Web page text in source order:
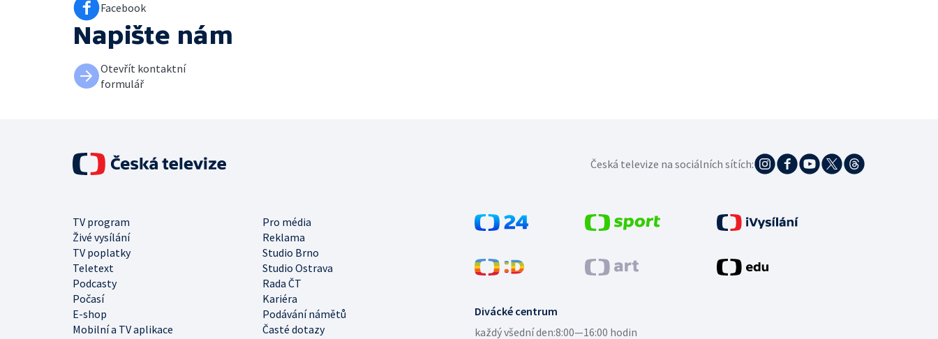
Facebook
Napište nám
Otevřít kontaktní
formulář
Divácké centrum
každý všední den:8:00—16:00 hodin
TV program
Pro média
Živé vysílání
Reklama
TV poplatky
Studio Brno
Teletext
Studio Ostrava
Podcasty
Rada ČT
Počasí
Kariéra
E-shop
Podávání námětů
Mobilní a TV aplikace
Časté dotazy
Česká televize na sociálních sítích: